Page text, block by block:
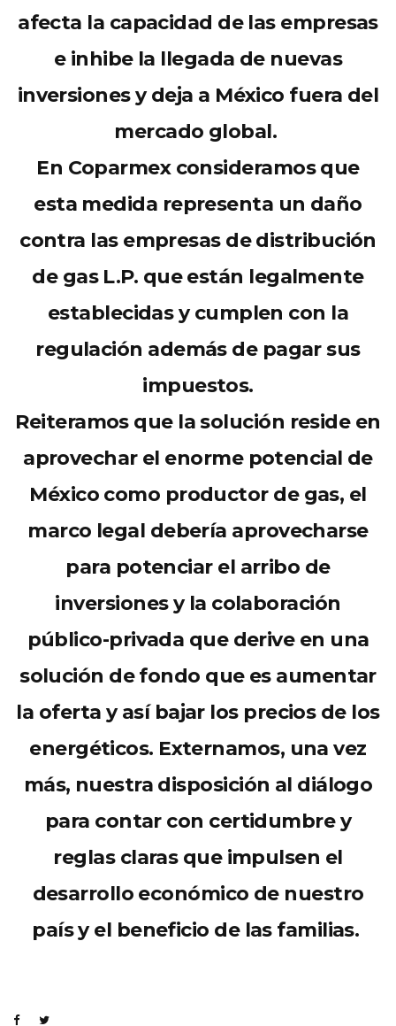
afecta la capacidad de las empresas
e inhibe la llegada de nuevas
inversionesy deja a México fuera del
mercado global.
En Coparmex consideramos que
esta medida representa un daño
contra las empresas de distribución
de gas L.P. que están legalmente
establecidas y cumplen con la
regulación además de pagar sus
impuestos.
Reiteramos que la solución reside en
aprovechar el enorme potencial de
México como productor de gas, el
marco legal debería aprovecharse
para potenciar el arribo de
inversiones y la colaboración
público-privada que derive en una
solución de fondo que es aumentar
la oferta y así bajar los precios de los
energéticos. Externamos, una vez
más, nuestra disposición al diálogo
para contar con certidumbre y
reglas claras que impulsen el
desarrollo económico de nuestro
país y el beneficio de las familias.